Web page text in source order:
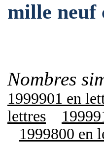
mille neuf
Nombres
1999901 en
lettres
1999800 en